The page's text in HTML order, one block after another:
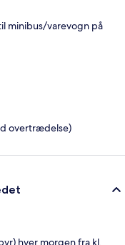
minibus/varevogn på
overtrædelse)
hver morgen fra kl.